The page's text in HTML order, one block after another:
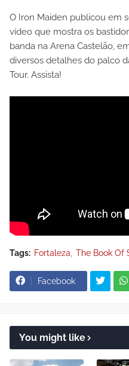
O Iron Maiden publicou em
vídeo que mostra os
banda na Arena Castelão,
diversos detalhes do palco
Tour. Assista!
Tags: Fortaleza The Book Of
Facebook
You might like